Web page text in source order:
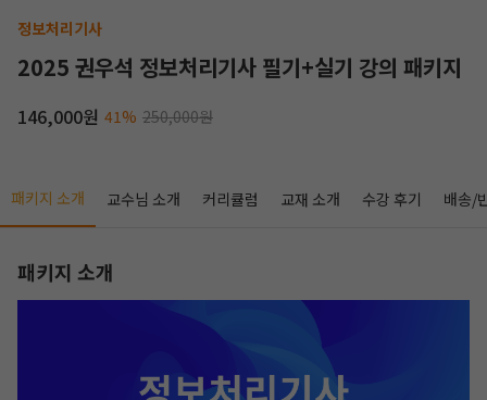
정보처리기사
2025 권우석 정보처리기사 필기+실기 강의 패키지
146,000원 41% 250,000원
패키지 소개 교수님 소개 커리큘럼 교재 소개 수강 후기 배송/
패키지 소개